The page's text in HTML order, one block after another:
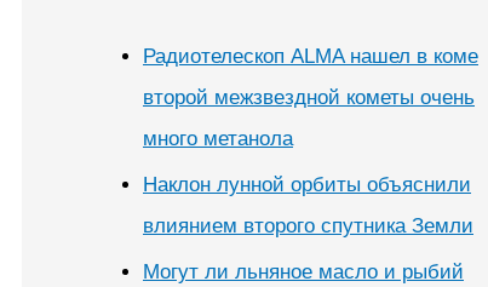
Радиотелескоп ALMA нашел в коме
второй межзвездной кометы очень
много метанола
Наклон лунной орбиты объяснили
влиянием второго спутника Земли
Могут ли льняное масло и рыбий